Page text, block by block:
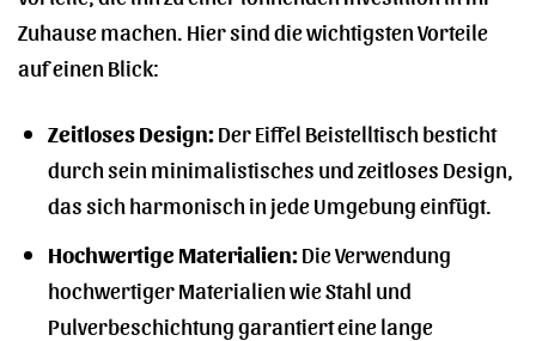
Zuhause machen. Hier sind die wichtigsten Vorteile
auf einen Blick:
Zeitloses Design:Der Eiffel Beistelltisch besticht
durch sein minimalistisches und zeitloses Design,
das sich harmonisch in jede Umgebung einfügt.
Hochwertige Materialien:Die Verwendung
hochwertiger Materialien wie Stahl und
Pulverbeschichtung garantiert eine lange